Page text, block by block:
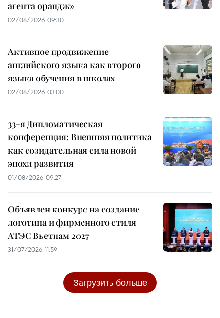
агента орандж»
02/08/2026 09:30
Активное продвижение
английского языка как второго
языка обучения в школах
02/08/2026 03:00
33-я Дипломатическая
конференция: Внешняя политика
как созидательная сила новой
эпохи развития
01/08/2026 09:27
Объявлен конкурс на создание
логотипа и фирменного стиля
АТЭС Вьетнам 2027
31/07/2026 11:59
Загрузить больше